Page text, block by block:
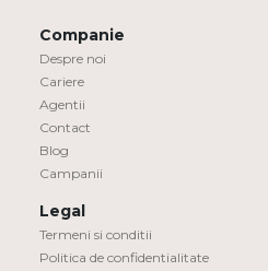
Companie
Despre noi
Cariere
Agentii
Contact
Blog
Campanii
Legal
Termeni si conditii
Politica de confidentialitate